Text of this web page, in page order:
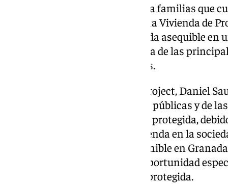
Las viviendas estarán dirigidas a familias que
establecidos para el acceso a una Vivienda de
así a ampliar la oferta de vivienda asequible en
vivienda se ha convertido en una de las
especialmente entre los jóvenes.
Durante el acto, el CEO de Up Project, Daniel
interés de las administraciones públicas y de
respaldar proyectos de vivienda protegida,
adquirido el problema de la vivienda en la
escasez de suelo finalista disponible en
como Bazán Rosaleda en una oportunidad
buscan acceder a una vivienda protegida.